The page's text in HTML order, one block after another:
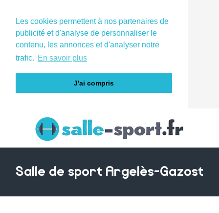
Les cookies permettent à nos partenaires de
publicité et d'analyse de personnaliser le
contenu, les annonces et d'analyser notre
trafic. En savoir plus
J'ai compris
Salle de sport Argelès-Gazost